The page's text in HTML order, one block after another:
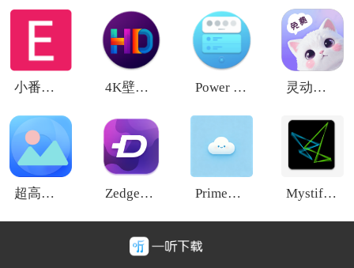
《互动桌面宠物》软件亮点：
1.酷炫可爱动态桌面，选择自己喜欢的个性化
主题，支持
在线制作主题。
2.海量主题免费下载，高质量主题壁纸，18种炫酷的滑屏
特效，各种样式。
小番茄混淆 4K壁纸HD Power Shade 灵动免费桌面壁纸
超高清手机桌面主题壁纸精选 Zedge壁纸安卓版 PrimeGrid Mystify Live Wallpaper